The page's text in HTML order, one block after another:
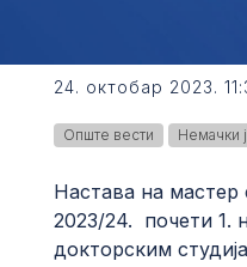
24. октобар 2023.
Опште вести Немачки
Настава на мастер
2023/24. почети 1.
докторским